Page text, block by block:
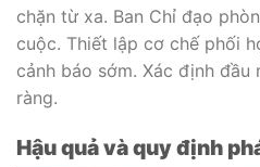
chặn từ xa. Ban Chỉ đạo
cuộc. Thiết lập cơ chế phối
cảnh báo sớm. Xác định
ràng.
Hậu quả và quy định